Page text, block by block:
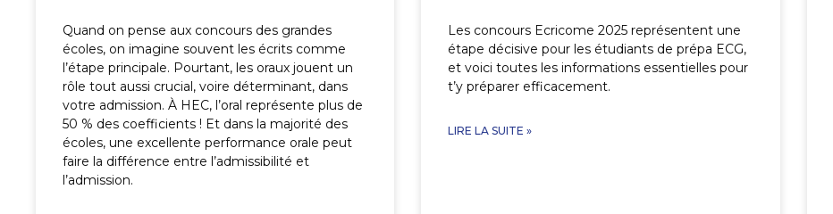
Quand on pense aux concours des grandes
écoles, on imagine souvent les écrits comme
l’étape principale. Pourtant, les oraux jouent un
rôle tout aussi crucial, voire déterminant, dans
votre admission. À HEC, l’oral représente plus de
50 % des coefficients ! Et dans la majorité des
écoles, une excellente performance orale peut
faire la différence entre l’admissibilité et
l’admission.
Les concours Ecricome 2025 représentent une
étape décisive pour les étudiants de prépa ECG,
et voici toutes les informations essentielles pour
t’y préparer efficacement.
LIRE LA SUITE »